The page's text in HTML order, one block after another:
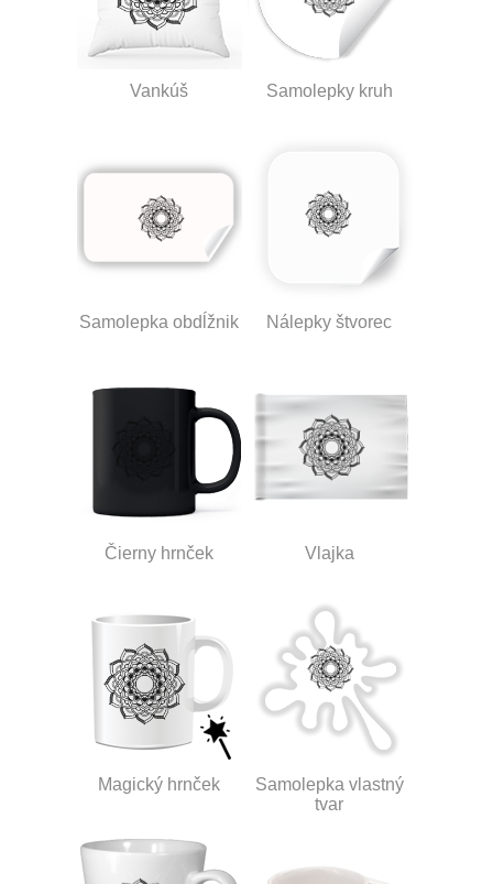
Vankúš Samolepky kruh
Samolepka obdĺžnik Nálepky štvorec
Čierny hrnček Vlajka
Magický hrnček
Samolepka vlastný
tvar